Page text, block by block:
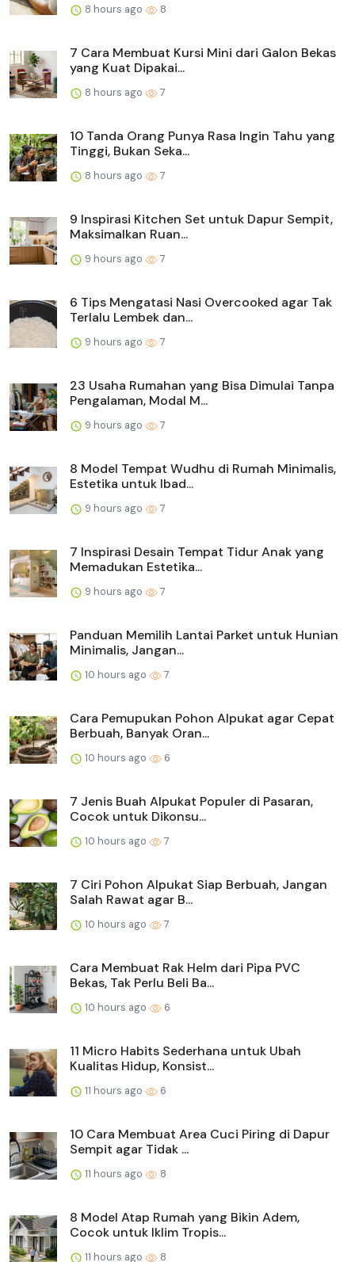
8 hours ago 8
7 Cara Membuat Kursi Mini dari Galon Bekas
yang Kuat Dipakai...
8 hours ago 7
10 Tanda Orang Punya Rasa Ingin Tahu yang
Tinggi, Bukan Seka...
8 hours ago 7
9 Inspirasi Kitchen Set untuk Dapur Sempit,
Maksimalkan Ruan...
9 hours ago 7
6 Tips Mengatasi Nasi Overcooked agar Tak
Terlalu Lembek dan...
9 hours ago 7
23 Usaha Rumahan yang Bisa Dimulai Tanpa
Pengalaman, Modal M...
9 hours ago 7
8 Model Tempat Wudhu di Rumah Minimalis,
Estetika untuk Ibad...
9 hours ago 7
7 Inspirasi Desain Tempat Tidur Anak yang
Memadukan Estetika...
9 hours ago 7
Panduan Memilih Lantai Parket untuk Hunian
Minimalis, Jangan...
10 hours ago 7
Cara Pemupukan Pohon Alpukat agar Cepat
Berbuah, Banyak Oran...
10 hours ago 6
7 Jenis Buah Alpukat Populer di Pasaran,
Cocok untuk Dikonsu...
10 hours ago 7
7 Ciri Pohon Alpukat Siap Berbuah, Jangan
Salah Rawat agar B...
10 hours ago 7
Cara Membuat Rak Helm dari Pipa PVC
Bekas, Tak Perlu Beli Ba...
10 hours ago 6
11 Micro Habits Sederhana untuk Ubah
Kualitas Hidup, Konsist...
11 hours ago 6
10 Cara Membuat Area Cuci Piring di Dapur
Sempit agar Tidak ...
11 hours ago 8
8 Model Atap Rumah yang Bikin Adem,
Cocok untuk Iklim Tropis...
11 hours ago 8